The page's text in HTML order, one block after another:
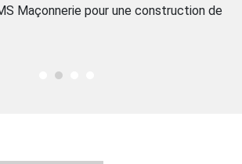
Maçonnerie pour une construction de